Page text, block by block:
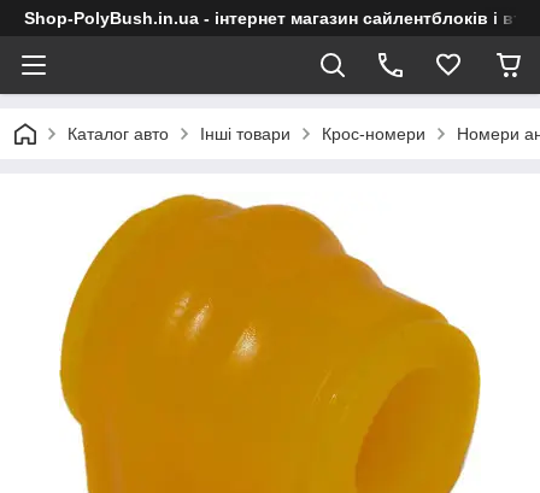
Shop-PolyBush.in.ua - інтернет магазин сайлентблоків і
Каталог авто Інші товари Крос-номери Номери